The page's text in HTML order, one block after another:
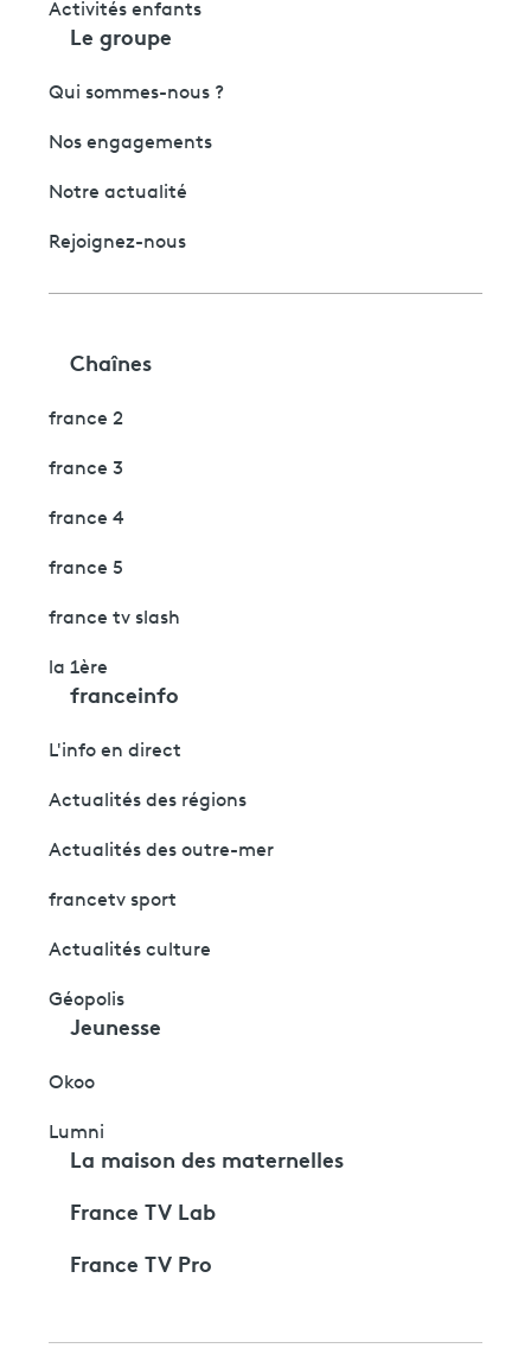
Activités enfants
Le groupe
Qui sommes-nous ?
Nos engagements
Notre actualité
Rejoignez-nous
Chaînes
france 2
france 3
france 4
france 5
france tv slash
la 1ère
franceinfo
L'info en direct
Actualités des régions
Actualités des outre-mer
francetv sport
Actualités culture
Géopolis
Jeunesse
Okoo
Lumni
La maison des maternelles
France TV Lab
France TV Pro